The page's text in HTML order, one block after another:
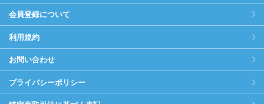
会員登録について
利用規約
お問い合わせ
プライバシーポリシー